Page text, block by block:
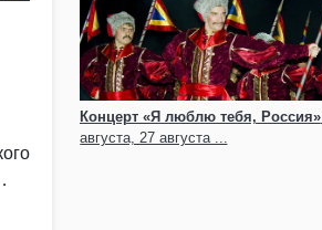
Концерт «Я люблю тебя, Россия»
августа, 27 августа ...